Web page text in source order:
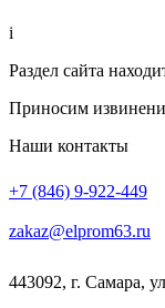
i
Раздел сайта
Приносим
Наши контакты
+7 (846) 9-922-449
zakaz@elprom63.ru
443092, г. Самара,